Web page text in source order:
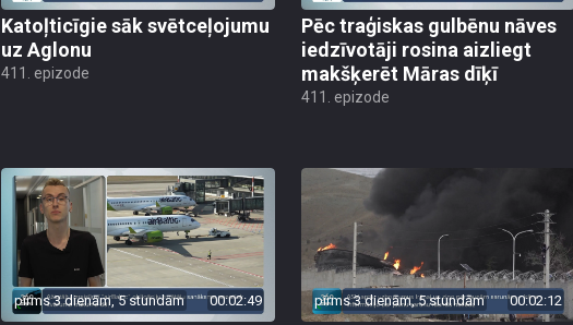
Katoļticīgie sāk svētceļojumu
uz Aglonu
411. epizode
Pēc traģiskas gulbēnu nāves
iedzīvotāji rosina aizliegt
makšķerēt Māras dīķī
411. epizode
pirms 3 dienām, 5 stundām 00:02:49 pirms 3 dienām, 5 stundām 00:02:12